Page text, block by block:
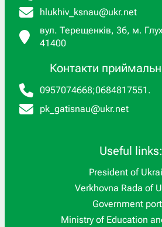
hlukhiv_ksnau@ukr.net
вул. Терещенків, 36, м.
41400
Контакти
0957074668;0684817551 .
pk_gatisnau@ukr.net
Useful links:
President of
Verkhovna Rada of
Government
Ministry of Education